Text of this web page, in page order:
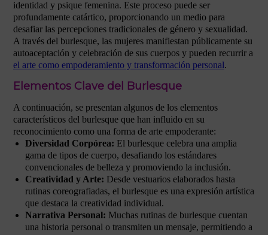
identidad y psique femenina. Este proceso puede ser
profundamente catártico, proporcionando un medio para
desafiar las percepciones tradicionales de género y sexualidad.
A través del burlesque, las mujeres manifiestan públicamente su
autoaceptación y celebración de sus cuerpos y pueden recurrir a
el arte como empoderamiento y transformación personal.
Elementos Clave del Burlesque
A continuación, se presentan algunos de los elementos
característicos del burlesque que han influido en su
reconocimiento como una forma de arte empoderante:
Diversidad Corpórea: El burlesque celebra una amplia
gama de tipos de cuerpo, desafiando los estándares
convencionales de belleza y promoviendo la inclusión.
Creatividad y Arte: Desde vestuarios elaborados hasta
rutinas coreografiadas, el burlesque es una expresión artística
que destaca la creatividad individual.
Narrativa Personal: Muchas rutinas de burlesque cuentan
una historia personal o transmiten un mensaje, permitiendo a